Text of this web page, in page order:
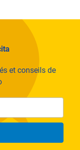
et conseils de